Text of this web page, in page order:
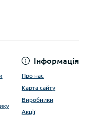
Інформація
Про нас
Карта сайту
Виробники
Акції